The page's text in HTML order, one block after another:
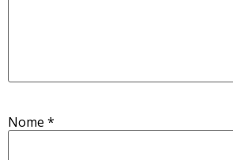
Nome *